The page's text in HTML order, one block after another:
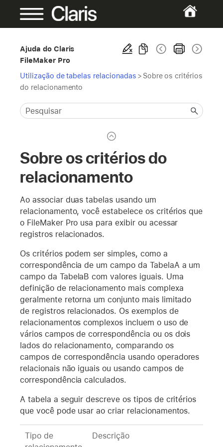
Ajuda do Claris
FileMaker Pro
Utilização de tabelas relacionadas > Sobre os critérios
do relacionamento
Sobre os critérios do
relacionamento
Ao associar duas tabelas usando um
relacionamento, você estabelece os critérios que
o FileMaker Pro usa para exibir ou acessar
registros relacionados.
Os critérios podem ser simples, como a
correspondência de um campo da TabelaA a um
campo da TabelaB com valores iguais. Uma
definição de relacionamento mais complexa
geralmente retorna um conjunto mais limitado
de registros relacionados. Os exemplos de
relacionamentos complexos incluem o uso de
vários campos de correspondência ou os dois
lados do relacionamento, comparando os
campos de correspondência usando operadores
relacionais não iguais ou usando campos de
correspondência calculados.
A tabela a seguir descreve os tipos de critérios
que você pode usar ao criar relacionamentos.
Tipo de
Descrição